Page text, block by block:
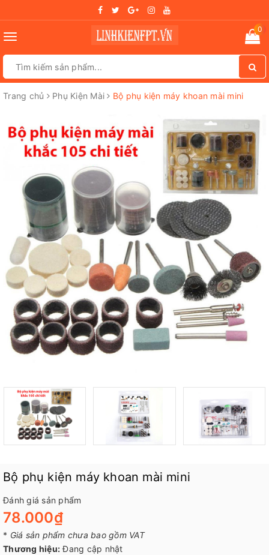
Toggle
0
Trang chủ Phụ Kiện Mài Bộ phụ kiện máy khoan mài mini
Bộ phụ kiện máy khoan mài mini
Đánh giá sản phẩm
78.000₫
* Giá sản phẩm chưa bao gồm VAT
Thương hiệu: Đang cập nhật